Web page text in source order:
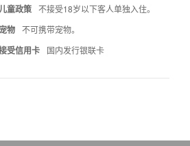
童政策 不接受18岁以下客人单独入住。
物 不可携带宠物。
受信用卡 国内发行银联卡